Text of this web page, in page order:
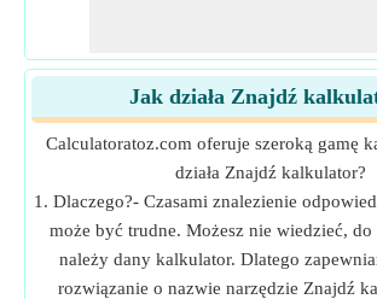
Jak działa Znajdź
Calculatoratoz.com oferuje szeroką gamę
działa Znajdź kalkulator?
1. Dlaczego?- Czasami znalezienie
może być trudne. Możesz nie wiedzieć,
należy dany kalkulator. Dlatego
rozwiązanie o nazwie narzędzie Znajdź